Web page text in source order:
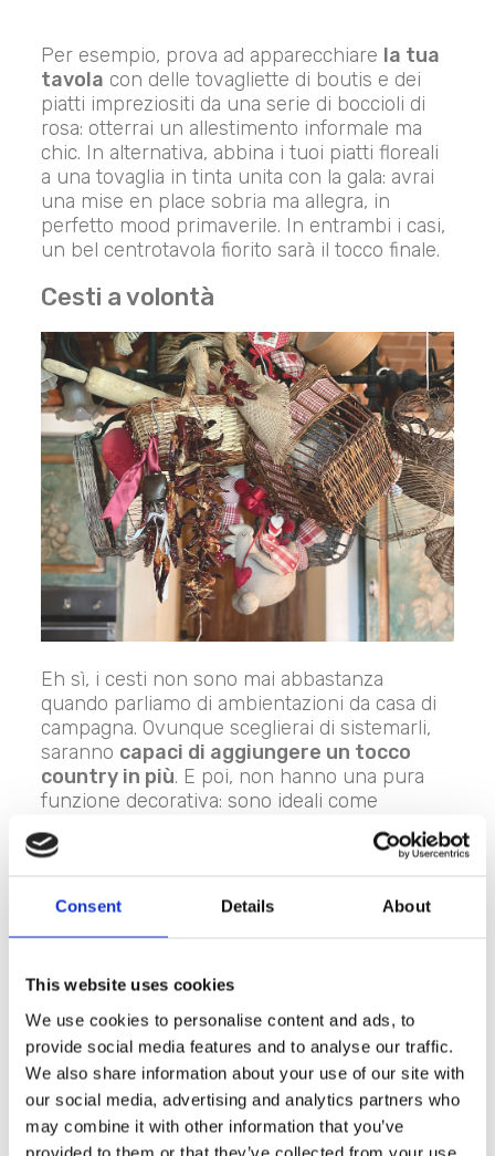
Consent Details About
This website uses cookies
We use cookies to personalise content and ads, to
provide social media features and to analyse our traffic.
We also share information about your use of our site with
our social media, advertising and analytics partners who
may combine it with other information that you’ve
provided to them or that they’ve collected from your use
Per esempio, prova ad apparecchiare la tua
tavola con delle tovagliette di boutis e dei
piatti impreziositi da una serie di boccioli di
rosa: otterrai un allestimento informale ma
chic. In alternativa, abbina i tuoi piatti floreali
a una tovaglia in tinta unita con la gala: avrai
una mise en place sobria ma allegra, in
perfetto mood primaverile. In entrambi i casi,
un bel centrotavola fiorito sarà il tocco finale.
Cesti a volontà
Eh sì, i cesti non sono mai abbastanza
quando parliamo di ambientazioni da casa di
campagna. Ovunque sceglierai di sistemarli,
saranno capaci di aggiungere un tocco
country in più. E poi, non hanno una pura
funzione decorativa: sono ideali come
contenitori portatutto sia a vista, sia in tavola,
sia riposti all’interno dei cassetti o dei mobili
mantenere in ordine gli scomparti dedicati a
guantoni.
Utensili da cucina della nonna